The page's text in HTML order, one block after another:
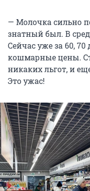
— Молочка сильно
знатный был. В
Сейчас уже за 60,
кошмарные цены.
никаких льгот, и
Это ужас!